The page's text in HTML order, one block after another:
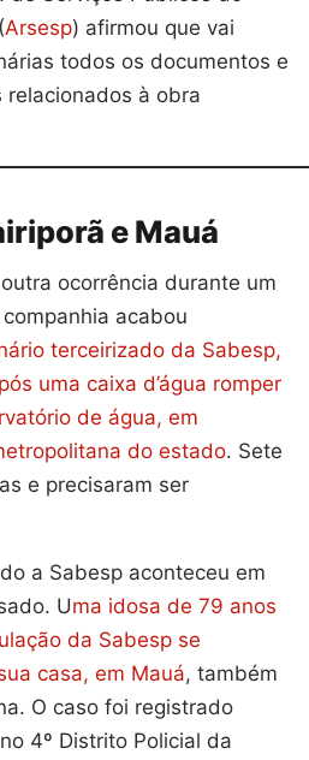
Arsesp) afirmou que vai
todos os documentos e
relacionados à obra
e Mauá
ocorrência durante um
acabou
terceirizado da Sabesp,
uma caixa d’água romper
de água, em
do estado. Sete
e precisaram ser
a Sabesp aconteceu em
Uma idosa de 79 anos
da Sabesp se
casa, em Mauá, também
O caso foi registrado
4º Distrito Policial da